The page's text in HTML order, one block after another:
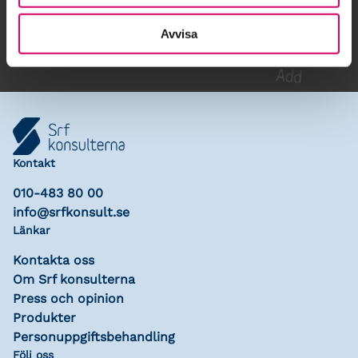
Avvisa
Lägg till i kalender
Kontakt
010-483 80 00
info@srfkonsult.se
Länkar
Kontakta oss
Om Srf konsulterna
Press och opinion
Produkter
Personuppgiftsbehandling
Följ oss